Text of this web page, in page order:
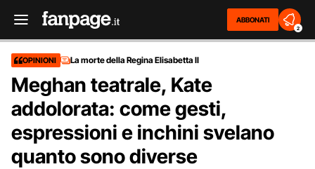
ABBONATI
2
OPINIONI La morte della Regina Elisabetta II
Meghan teatrale, Kate
addolorata: come gesti,
espressioni e inchini svelano
quanto sono diverse